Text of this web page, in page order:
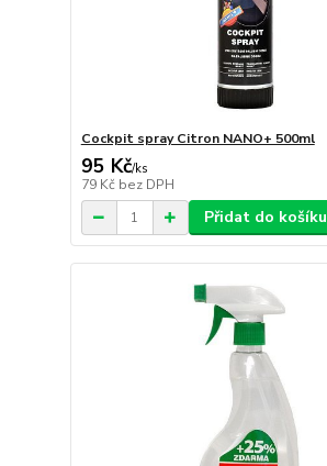
Cockpit spray Citron NANO+ 500ml
95 Kč/ks
79 Kč bez DPH
Přidat do košíku